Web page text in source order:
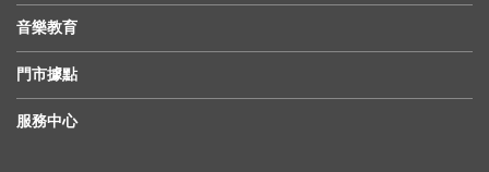
音樂教育
門市據點
服務中心